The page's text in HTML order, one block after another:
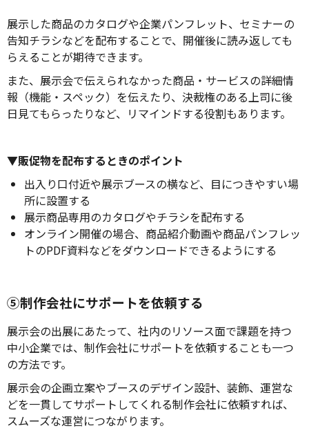
展示した商品のカタログや企業パンフレット、セミナーの
告知チラシなどを配布することで、開催後に読み返しても
らえることが期待できます。
また、展示会で伝えられなかった商品・サービスの詳細情
報（機能・スペック）を伝えたり、決裁権のある上司に後
日見てもらったりなど、リマインドする役割もあります。
▼販促物を配布するときのポイント
出入り口付近や展示ブースの横など、目につきやすい場
所に設置する
展示商品専用のカタログやチラシを配布する
オンライン開催の場合、商品紹介動画や商品パンフレッ
トのPDF資料などをダウンロードできるようにする
⑤制作会社にサポートを依頼する
展示会の出展にあたって、社内のリソース面で課題を持つ
中小企業では、制作会社にサポートを依頼することも一つ
の方法です。
展示会の企画立案やブースのデザイン設計、装飾、運営な
どを一貫してサポートしてくれる制作会社に依頼すれば、
スムーズな運営につながります。